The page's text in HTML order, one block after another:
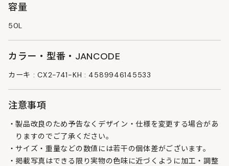
容量
50L
カラー・型番・JANCODE
カーキ : CX2-741-KH : 4589946145533
注意事項
製品改良のため予告なくデザイン・仕様を変更する場合があ
りますのでご了承ください。
サイズ・重量などの数値には若干の個体差がございます。
掲載写真はできる限り実物の色味に近づくように加工・調整